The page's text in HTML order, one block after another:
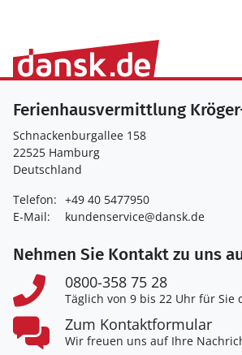
Ferienhausvermittlung
Schnackenburgallee 158
22525 Hamburg
Deutschland
Telefon: +49 40 5477950
E-Mail:
kundenservice@dansk.de
Nehmen Sie Kontakt zu uns
0800-358 75 28
Täglich von 9 bis 22 Uhr für Sie
Zum Kontaktformular
Wir freuen uns auf Ihre